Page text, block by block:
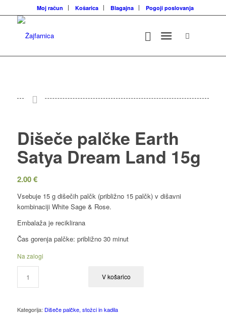
Moj račun Košarica Blagajna Pogoji poslovanja
Dišeče palčke Earth
Satya Dream Land 15g
2.00€
Vsebuje 15 g dišečih palčk (približno 15 palčk) v dišavni
kombinaciji White Sage & Rose.
Embalaža je reciklirana
Čas gorenja palčke: približno 30 minut
Na zalogi
V košarico
Kategorija: Dišeče palčke, stožci in kadila